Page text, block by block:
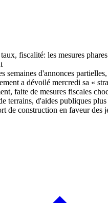
semaines d'annonces
a dévoilé mercredi sa «
faite de mesures fiscales
terrains, d'aides publiques
de construction en faveur des